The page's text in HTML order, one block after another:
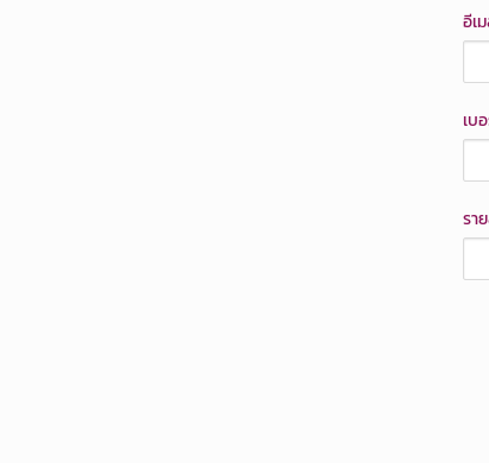
อีเ
เบ
รา